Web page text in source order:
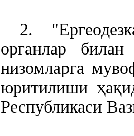
2.
органлар
низомларга
юритилиши ҳақ
Республикаси